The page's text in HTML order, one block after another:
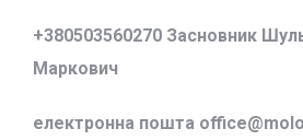
+380503560270 Засновник
Маркович
електронна пошта office@